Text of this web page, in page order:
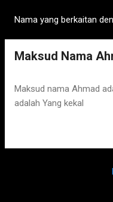
o
Nama yang berkaitan
Maksud Nama
Maksud nama Ahmad
adalah Yang kekal